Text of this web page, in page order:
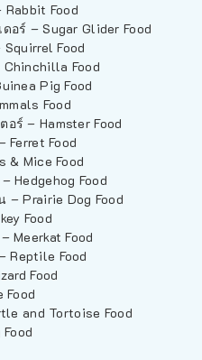
Food
อร์ – Sugar Glider Food
Food
Food
Pig Food
Food
ร์ – Hamster Food
Ferret Food
& Mice Food
Hedgehog Food
– Prairie Dog Food
Food
Meerkat Food
Reptile Food
Food
Food
and Tortoise Food